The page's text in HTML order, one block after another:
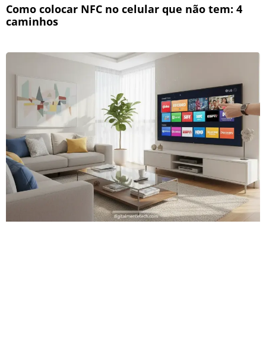
Como colocar NFC no celular que não tem: 4
caminhos